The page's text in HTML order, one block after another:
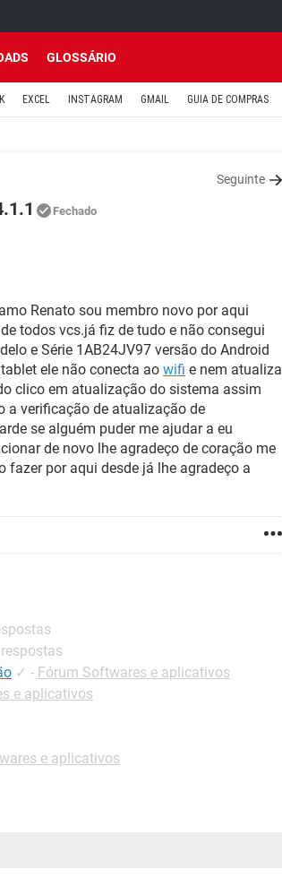
GLOSSÁRIO
EXCEL INSTAGRAM GMAIL GUIA DE COMPRAS
Seguinte
Fechado
Renato sou membro novo por aqui
todos vcs.já fiz de tudo e não consegui
e Série 1AB24JV97 versão do Android
ele não conecta ao wifi e nem atualiza
clico em atualização do sistema assim
a verificação de atualização de
se alguém puder me ajudar a eu
de novo lhe agradeço de coração me
por aqui desde já lhe agradeço a
✓ - Fórum Softwares e aplicativos
e aplicativos
e aplicativos